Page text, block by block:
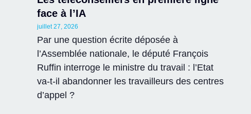
face à l’IA
juillet 27, 2026
Par une question écrite déposée à
l’Assemblée nationale, le député François
Ruffin interroge le ministre du travail : l’Etat
va-t-il abandonner les travailleurs des centres
d’appel ?